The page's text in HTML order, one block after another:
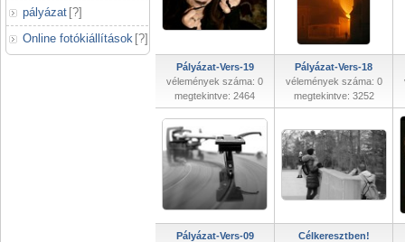
pályázat [?]
Online fotókiállítások [?]
Pályázat-Vers-19
vélemények száma: 0
megtekintve: 2464
Pályázat-Vers-18
vélemények száma: 0
megtekintve: 3252
Pályázat-Vers-09
Célkeresztben!